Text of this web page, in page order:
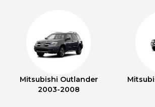
Mitsubishi Outlander
2003-2008